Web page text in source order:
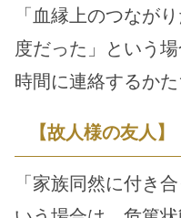
「血縁上のつなが
度だった」という
時間に連絡するか
【故人様の友人】
「家族同然に付き